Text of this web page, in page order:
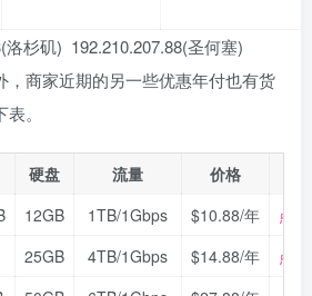
洛杉矶) 192.210.207.88(圣何塞)
，商家近期的另一些优惠年付也有货
。
硬盘 流量 价格
12GB 1TB/1Gbps $10.88/年
点
25GB 4TB/1Gbps $14.88/年
点